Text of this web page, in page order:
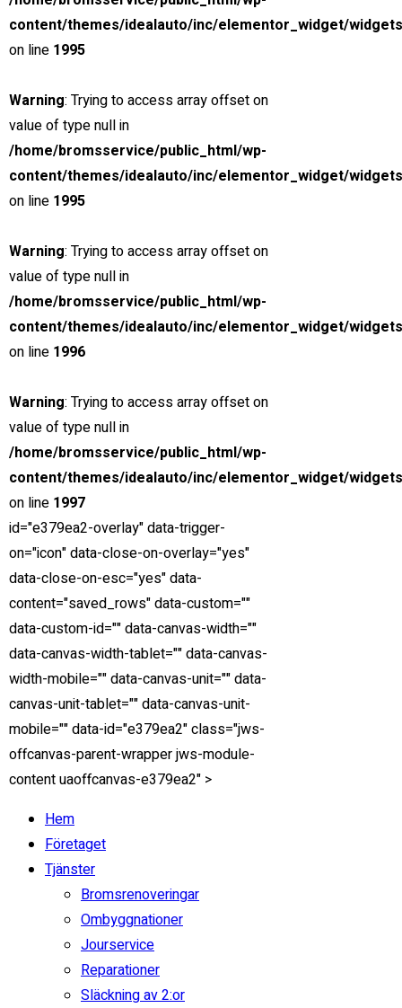
content/themes/idealauto/inc/elementor_widget/
on line 1995
Warning: Trying to access array offset on
value of type null in
/home/bromsservice/public_html/wp-
content/themes/idealauto/inc/elementor_widget/
on line 1995
Warning: Trying to access array offset on
value of type null in
/home/bromsservice/public_html/wp-
content/themes/idealauto/inc/elementor_widget/
on line 1996
Warning: Trying to access array offset on
value of type null in
/home/bromsservice/public_html/wp-
content/themes/idealauto/inc/elementor_widget/
on line 1997
id="e379ea2-overlay" data-trigger-
on="icon" data-close-on-overlay="yes"
data-close-on-esc="yes" data-
content="saved_rows" data-custom=""
data-custom-id="" data-canvas-width=""
data-canvas-width-tablet="" data-canvas-
width-mobile="" data-canvas-unit="" data-
canvas-unit-tablet="" data-canvas-unit-
mobile="" data-id="e379ea2" class="jws-
offcanvas-parent-wrapper jws-module-
content uaoffcanvas-e379ea2" >
Hem
Företaget
Tjänster
Bromsrenoveringar
Ombyggnationer
Jourservice
Reparationer
Släckning av 2:or
Ombyggnad
Om oss
Boka tid
Kontakt
Lediga tjänster
Hitta oss
Integritetspolicy